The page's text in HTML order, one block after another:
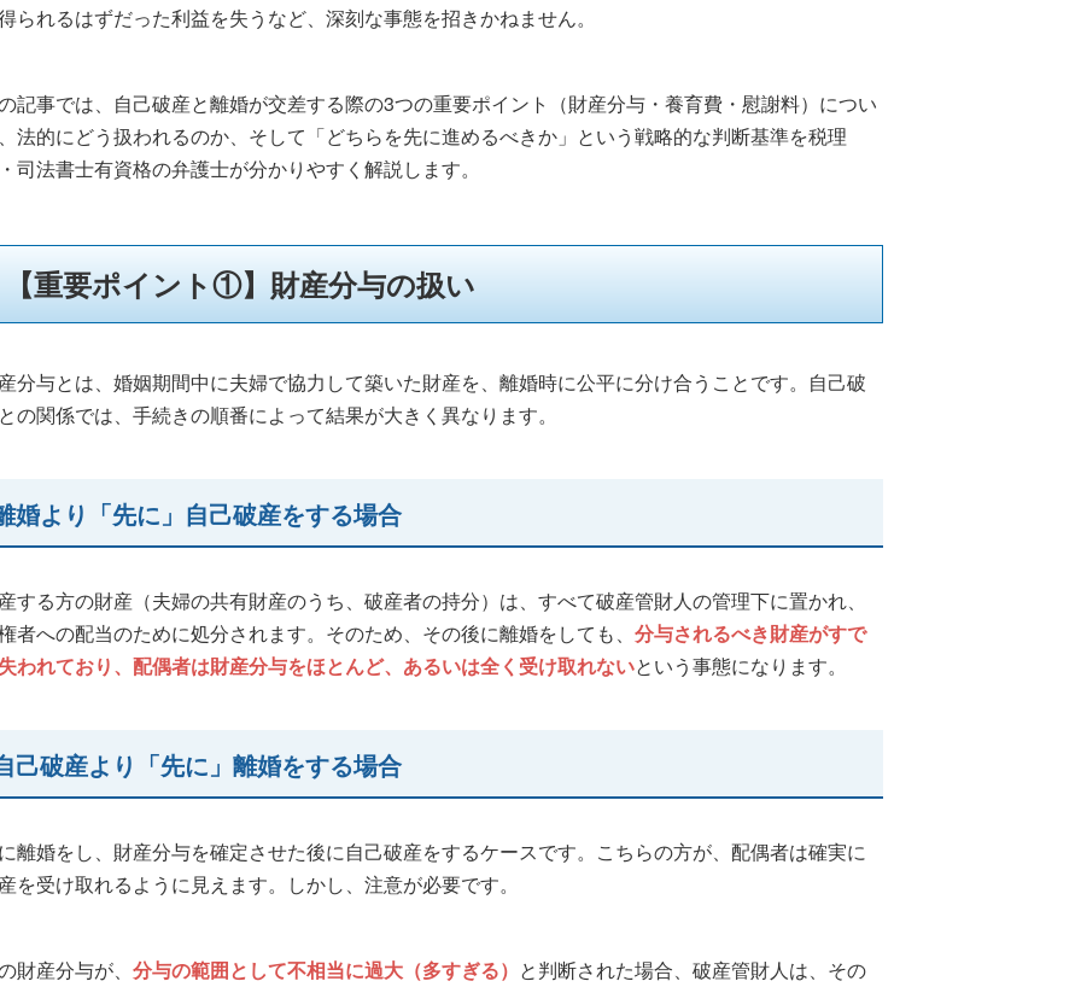
られるはずだった利益を失うなど、深刻な事態を招きかねません。
記事では、自己破産と離婚が交差する際の3つの重要ポイント（財産分与・養育費・慰謝料）につい
法的にどう扱われるのか、そして「どちらを先に進めるべきか」という戦略的な判断基準を税理
司法書士有資格の弁護士が分かりやすく解説します。
【重要ポイント①】財産分与の扱い
分与とは、婚姻期間中に夫婦で協力して築いた財産を、離婚時に公平に分け合うことです。自己破
の関係では、手続きの順番によって結果が大きく異なります。
婚より「先に」自己破産をする場合
する方の財産（夫婦の共有財産のうち、破産者の持分）は、すべて破産管財人の管理下に置かれ、
者への配当のために処分されます。そのため、その後に離婚をしても、 分与されるべき財産がすで
われており、配偶者は財産分与をほとんど、あるいは全く受け取れないという事態になります。
己破産より「先に」離婚をする場合
離婚をし、財産分与を確定させた後に自己破産をするケースです。こちらの方が、配偶者は確実に
を受け取れるように見えます。しかし、注意が必要です。
財産分与が、 分与の範囲として不相当に過大（多すぎる） と判断された場合、破産管財人は、その